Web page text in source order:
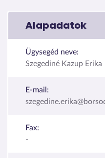
Alapadatok
Ügysegéd neve:
Szegediné Kazup Erika
E-mail:
Fax:
-